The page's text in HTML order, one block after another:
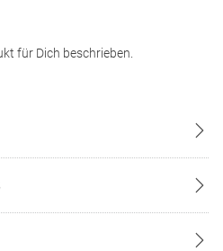
für Dich beschrieben.